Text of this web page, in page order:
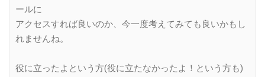
ールに
アクセスすれば良いのか、今一度考えてみても良いかもし
れませんね。
役に立ったよという方(役に立たなかったよ！という方も)